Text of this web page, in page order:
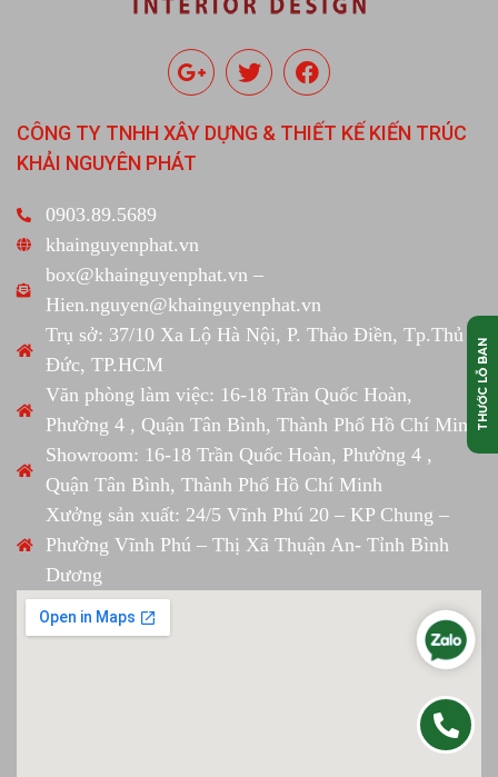
CÔNG TY TNHH XÂY DỰNG & THIẾT KẾ KIẾN TRÚC
KHẢI NGUYÊN PHÁT
0903.89.5689
khainguyenphat.vn
box@khainguyenphat.vn –
Hien.nguyen@khainguyenphat.vn
Trụ sở: 37/10 Xa Lộ Hà Nội, P. Thảo Điền, Tp.Thủ
Đức, TP.HCM
Văn phòng làm việc: 16-18 Trần Quốc Hoàn,
Phường 4 , Quận Tân Bình, Thành Phố Hồ Chí Minh
Showroom: 16-18 Trần Quốc Hoàn, Phường 4 ,
Quận Tân Bình, Thành Phố Hồ Chí Minh
Xưởng sản xuất: 24/5 Vĩnh Phú 20 – KP Chung –
Phường Vĩnh Phú – Thị Xã Thuận An- Tỉnh Bình
Dương
THƯỚC LỖ BAN